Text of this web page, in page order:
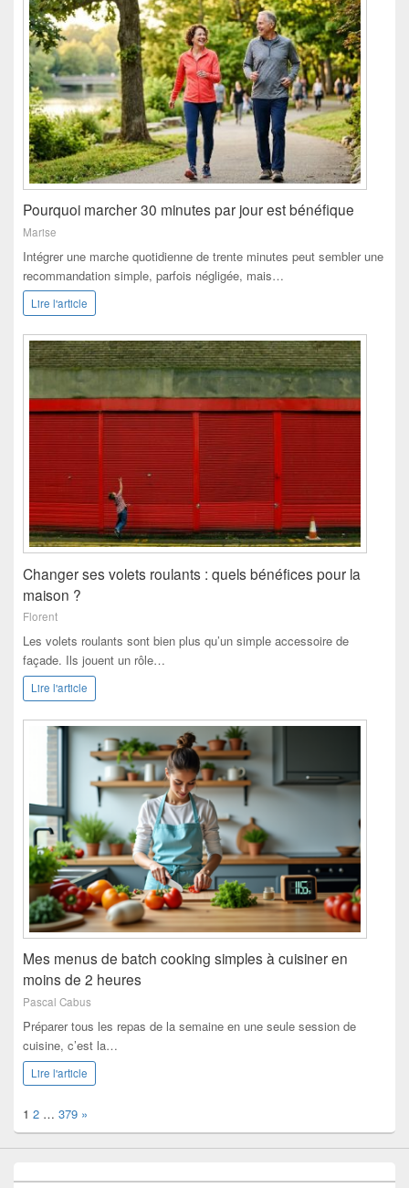
Pourquoi marcher 30 minutes par jour est bénéfique
Marise
Intégrer une marche quotidienne de trente minutes peut sembler une
recommandation simple, parfois négligée, mais…
Lire l'article
Changer ses volets roulants : quels bénéfices pour la
maison ?
Florent
Les volets roulants sont bien plus qu’un simple accessoire de
façade. Ils jouent un rôle…
Lire l'article
Mes menus de batch cooking simples à cuisiner en
moins de 2 heures
Pascal Cabus
Préparer tous les repas de la semaine en une seule session de
cuisine, c’est la…
Lire l'article
Page:
1 2 … 379 Next
»